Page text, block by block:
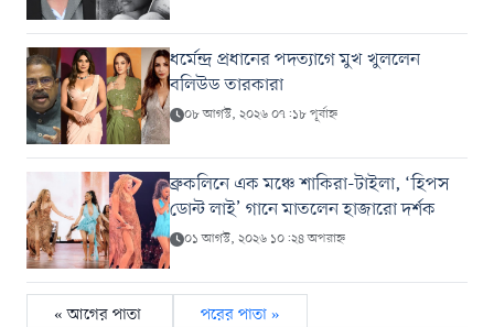
ধর্মেন্দ্র প্রধানের পদত্যাগে মুখ খুললেন
বলিউড তারকারা
০৮ আগস্ট, ২০২৬ ০৭:১৮ পূর্বাহ্ন
ব্রুকলিনে এক মঞ্চে শাকিরা-টাইলা, ‘হিপস
ডোন্ট লাই’ গানে মাতলেন হাজারো দর্শক
০১ আগস্ট, ২০২৬ ১০:২৪ অপরাহ্ন
« আগের পাতা পরের পাতা »